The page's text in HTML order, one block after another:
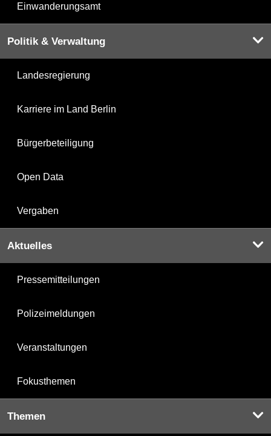
Einwanderungsamt
Politik & Verwaltung
Landesregierung
Karriere im Land Berlin
Bürgerbeteiligung
Open Data
Vergaben
Aktuelles
Pressemitteilungen
Polizeimeldungen
Veranstaltungen
Fokusthemen
Themen